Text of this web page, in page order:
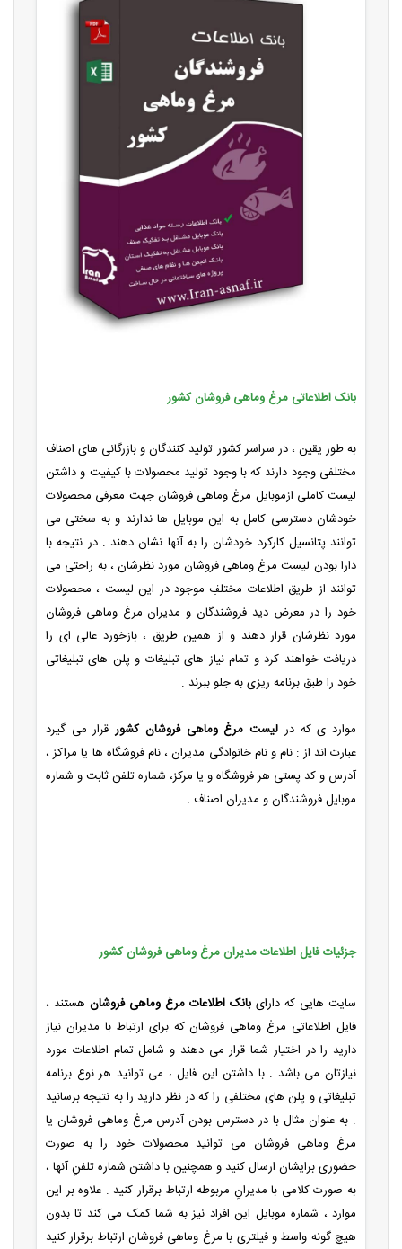
بانک اطلاعاتی مرغ وماهی فروشان کشور
به طور یقین ، در سراسر کشور تولید کنندگان و بازرگانی های اصناف
مختلفی وجود دارند که با وجود تولید محصولات با کیفیت و داشتن
لیست کاملی ازموبایل مرغ وماهی فروشان جهت معرفی محصولات
خودشان دسترسی کامل به این موبایل ها ندارند و به سختی می
توانند پتانسیل کارکرد خودشان را به آنها نشان دهند . در نتیجه با
دارا بودن لیست مرغ وماهی فروشان مورد نظرشان ، به راحتی می
توانند از طریق اطلاعات مختلفِ موجود در این لیست ، محصولات
خود را در معرض دید فروشندگان و مدیران مرغ وماهی فروشان
مورد نظرشان قرار دهند و از همین طریق ، بازخورد عالی ای را
دریافت خواهند کرد و تمام نیاز های تبلیغات و پلن های تبلیغاتی
خود را طبق برنامه ریزی به جلو ببرند .
موارد ی که در لیست مرغ وماهی فروشان کشورقرار می گیرد
عبارت اند از : نام و نام خانوادگی مدیران ، نام فروشگاه ها یا مراکز ،
آدرس و کد پستی هر فروشگاه و یا مرکز، شماره تلفن ثابت و شماره
موبایل فروشندگان و مدیران اصناف .
جزئیات فایل اطلاعات مدیران مرغ وماهی فروشان کشور
سایت هایی که دارای بانک اطلاعات مرغ وماهی فروشان هستند ،
فایل اطلاعاتی مرغ وماهی فروشان که برای ارتباط با مدیران نیاز
دارید را در اختیار شما قرار می دهند و شامل تمام اطلاعات مورد
نیازتان می باشد . با داشتن این فایل ، می توانید هر نوع برنامه
تبلیغاتی و پلن های مختلفی را که در نظر دارید را به نتیجه برسانید
. به عنوان مثال با در دسترس بودن آدرس مرغ وماهی فروشان یا
مرغ وماهی فروشان می توانید محصولات خود را به صورت
حضوری برایشان ارسال کنید و همچنین با داشتن شماره تلفنِ آنها ،
به صورت کلامی با مدیرانِ مربوطه ارتباط برقرار کنید . علاوه بر این
موارد ، شماره موبایل این افراد نیز به شما کمک می کند تا بدون
هیچ گونه واسط و فیلتری با مرغ وماهی فروشان ارتباط برقرار کنید